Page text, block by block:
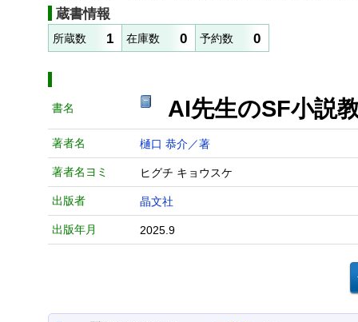
蔵書情報
所蔵数 1 在庫数 0 予約数 0
書名 AI先生のSF小
著者名 樋口 恭介／著
著者名ヨミ ヒグチ キョウスケ
出版者 晶文社
出版年月 2025.9